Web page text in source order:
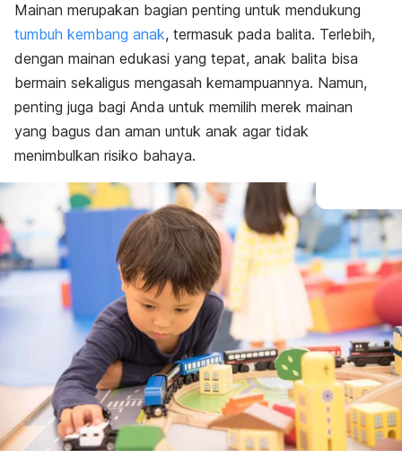
Mainan merupakan bagian penting untuk mendukung
tumbuh kembang anak, termasuk pada balita. Terlebih,
dengan mainan edukasi yang tepat, anak balita bisa
bermain sekaligus mengasah kemampuannya. Namun,
penting juga bagi Anda untuk memilih merek mainan
yang bagus dan aman untuk anak agar tidak
menimbulkan risiko bahaya.